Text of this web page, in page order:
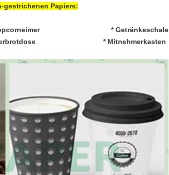
gestrichenen Papiers:
* Getränkeschale
* Mitnehmerkasten